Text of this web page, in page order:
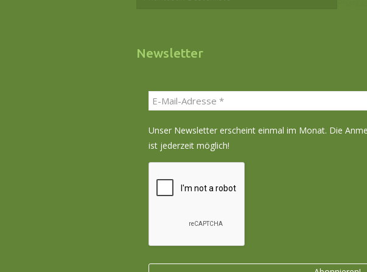
Newsletter
Unser Newsletter erscheint einmal im Monat. Die
ist jederzeit möglich!